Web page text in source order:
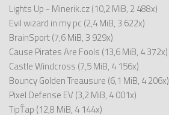
Lights Up - Minerik.cz(10,2 MiB, 2 488x)
Evil wizard in my pc (2,4 MiB, 3 622x)
BrainSport(7,6 MiB, 3 929x)
Cause Pirates Are Fools (13,6 MiB, 4 372x)
Castle Windcross (7,5 MiB, 4 156x)
Bouncy Golden Treausure (6,1 MiB, 4 206x)
Pixel Defense EV (3,2 MiB, 4 001x)
TipŤap (12,8 MiB, 4 144x)